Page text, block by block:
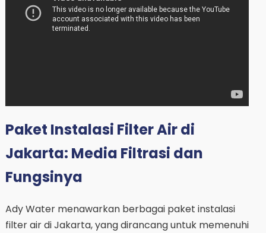
Paket Instalasi Filter Air di
Jakarta: Media Filtrasi dan
Fungsinya
Ady Water menawarkan berbagai paket instalasi
filter air di Jakarta, yang dirancang untuk memenuhi